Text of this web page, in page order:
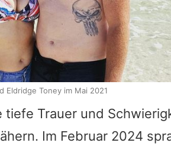
tiefe Trauer und
Im Februar 2024
Eldridge Toney im Mai 2021